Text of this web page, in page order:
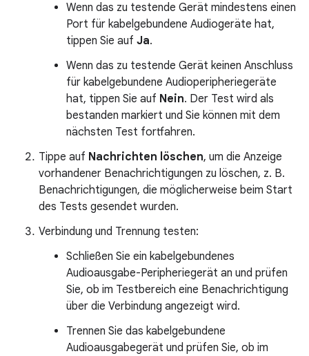
Wenn das zu testende Gerät mindestens einen
Port für kabelgebundene Audiogeräte hat,
tippen Sie auf Ja.
Wenn das zu testende Gerät keinen Anschluss
für kabelgebundene Audioperipheriegeräte
hat, tippen Sie auf Nein. Der Test wird als
bestanden markiert und Sie können mit dem
nächsten Test fortfahren.
Tippe auf Nachrichten löschen, um die Anzeige
vorhandener Benachrichtigungen zu löschen, z. B.
Benachrichtigungen, die möglicherweise beim Start
des Tests gesendet wurden.
Verbindung und Trennung testen:
Schließen Sie ein kabelgebundenes
Audioausgabe-Peripheriegerät an und prüfen
Sie, ob im Testbereich eine Benachrichtigung
über die Verbindung angezeigt wird.
Trennen Sie das kabelgebundene
Audioausgabegerät und prüfen Sie, ob im